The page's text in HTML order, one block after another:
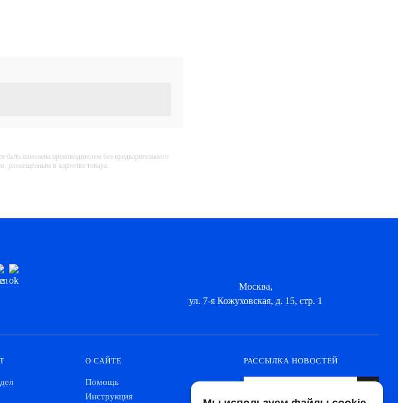
быть изменена производителем без предварительного
размещённым в карточке товара.
Москва,
ул. 7-я Кожуховская, д. 15, стр. 1
О САЙТЕ
Помощь
Инструкция
РАССЫЛКА НОВОСТЕЙ